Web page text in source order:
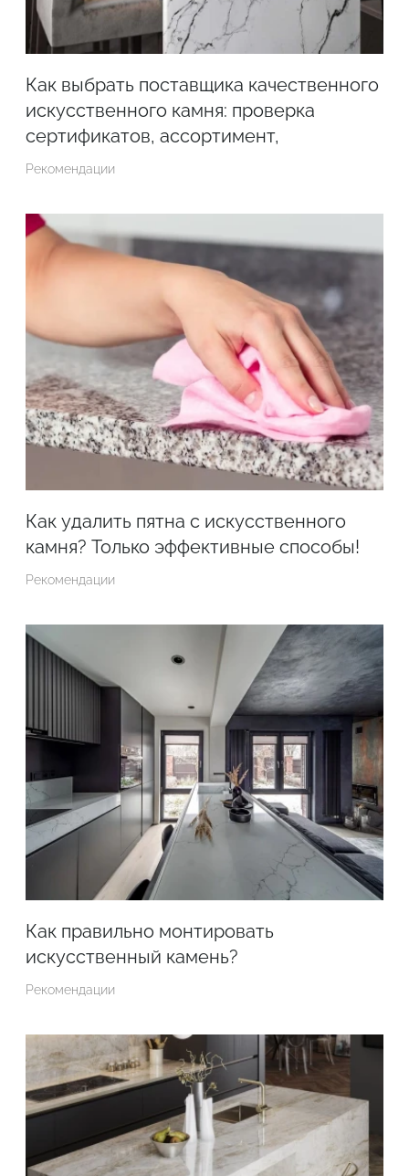
Как выбрать поставщика качественного
искусственного камня: проверка
сертификатов, ассортимент,
производители, условия доставки,
Рекомендации
Как удалить пятна с искусственного
камня? Только эффективные способы!
Рекомендации
Как правильно монтировать
искусственный камень?
Рекомендации